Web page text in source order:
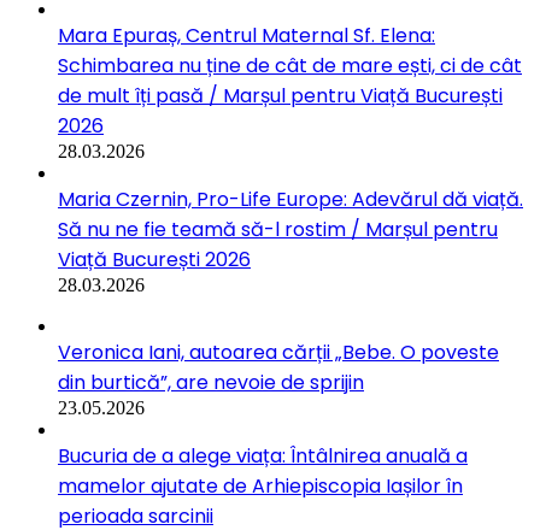
Mara Epuraș, Centrul Maternal Sf. Elena:
Schimbarea nu ține de cât de mare ești, ci de cât
de mult îți pasă / Marșul pentru Viață București
2026
28.03.2026
Maria Czernin, Pro-Life Europe: Adevărul dă viață.
Să nu ne fie teamă să-l rostim / Marșul pentru
Viață București 2026
28.03.2026
Veronica Iani, autoarea cărții „Bebe. O poveste
din burtică”, are nevoie de sprijin
23.05.2026
Bucuria de a alege viața: Întâlnirea anuală a
mamelor ajutate de Arhiepiscopia Iașilor în
perioada sarcinii